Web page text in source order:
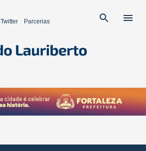
Twitter Parcerias